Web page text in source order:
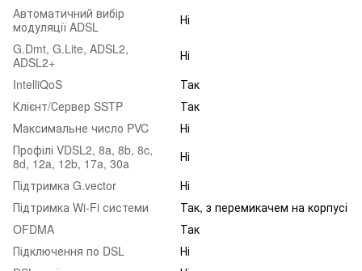
Автоматичний вибір
модуляції ADSL
Ні
G.Dmt, G.Lite, ADSL2,
ADSL2+
Ні
IntelliQoS
Так
Клієнт/Сервер SSTP
Так
Максимальне число PVC
Ні
Профілі VDSL2, 8a, 8b, 8c,
8d, 12a, 12b, 17a, 30a
Ні
Підтримка G.vector
Ні
Підтримка Wi-Fi системи
Так, з перемикачем на корпусі
OFDMA
Так
Підключення по DSL
Ні